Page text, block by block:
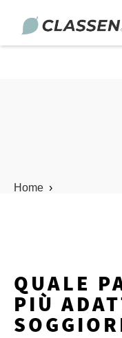
Home ›
QUALE
PIÙ